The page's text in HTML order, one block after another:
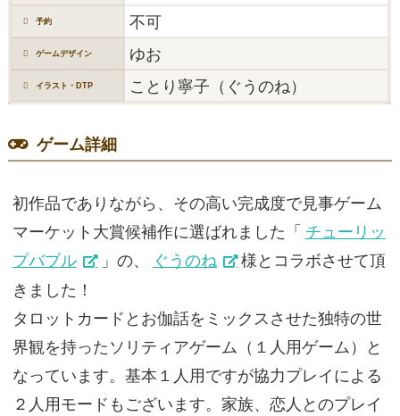
予約 不可
ゲームデザイン ゆお
イラスト・DTP ことり寧子（ぐうのね）
ゲーム詳細
初作品でありながら、その高い完成度で見事ゲーム
マーケット大賞候補作に選ばれました「 チューリッ
プバブル
」の、 ぐうのね
様とコラボさせて頂
きました！
タロットカードとお伽話をミックスさせた独特の世
界観を持ったソリティアゲーム（１人用ゲーム）と
なっています。基本１人用ですが協力プレイによる
２人用モードもございます。家族、恋人とのプレイ